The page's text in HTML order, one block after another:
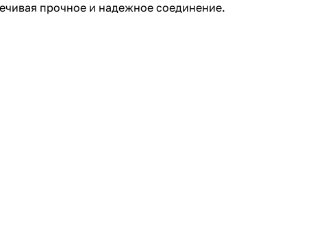
прочное и надежное соединение.